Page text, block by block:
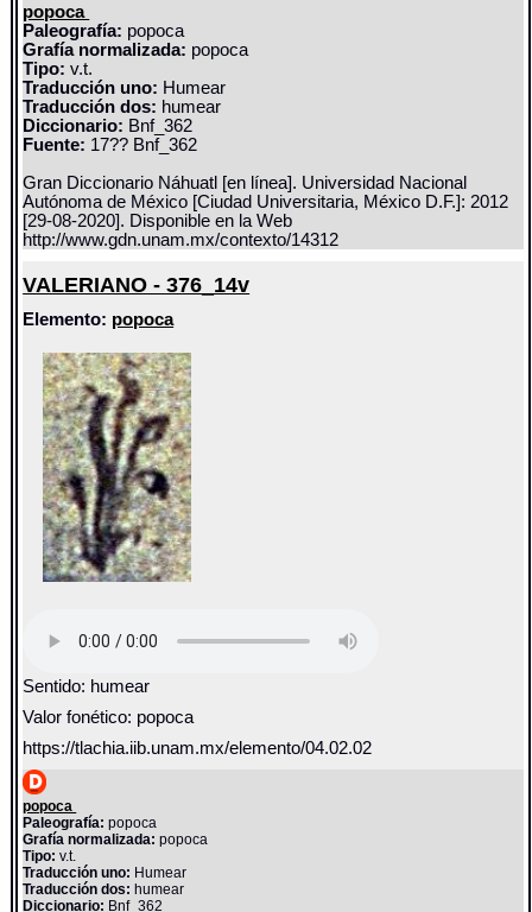
popoca
Paleografía: popoca
Grafía normalizada: popoca
Tipo: v.t.
Traducción uno: Humear
Traducción dos: humear
Diccionario: Bnf_362
Fuente: 17?? Bnf_362
Gran Diccionario Náhuatl [en línea]. Universidad Nacional
Autónoma de México [Ciudad Universitaria, México D.F.]: 2012
[29-08-2020]. Disponible en la Web
http://www.gdn.unam.mx/contexto/14312
VALERIANO - 376_14v
Elemento: popoca
Sentido: humear
Valor fonético: popoca
https://tlachia.iib.unam.mx/elemento/04.02.02
popoca
Paleografía: popoca
Grafía normalizada: popoca
Tipo: v.t.
Traducción uno: Humear
Traducción dos: humear
Diccionario: Bnf_362